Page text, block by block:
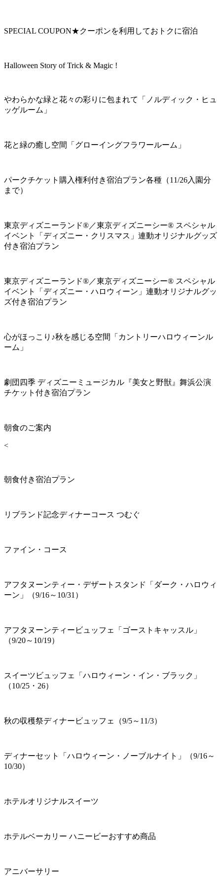
SPECIAL COUPON★クーポンを利用しておトクに宿泊
Halloween Story of Trick & Magic !
やわらかな緑と花々の彩りに包まれて「ノルディック・ヒュ
ッゲルーム」
花と緑の癒し空間「グローイングフラワールーム」
パークチケット購入権利付き宿泊プラン各種（11/26入園分
まで）
東京ディズニーランド®／東京ディズニーシー® スペシャル
イベント「ディズニー・クリスマス」連動オリジナルグッズ
付き宿泊プラン
東京ディズニーランド®／東京ディズニーシー® スペシャル
イベント「ディズニー・ハロウィーン」連動オリジナルグッ
ズ付き宿泊プラン
心がほっこり♪秋を感じる空間「カントリーハロウィーンル
ーム」
劇団四季 ディズニーミュージカル『美女と野獣』舞浜公演
チケット付き宿泊プラン
朝食のご案内
<
朝食付き宿泊プラン
リブランド記念ディナーコース つむぐ
ファイン・コース
アフタヌーンティー・デザートスタンド「ダーク・ハロウィ
ーン」（9/16～10/31）
アフタヌーンティービュッフェ「ゴーストキャッスル」
（9/20～10/19）
スイーツビュッフェ「ハロウィーン・イン・ブラック」
（10/25・26）
秋の収穫祭ディナービュッフェ（9/5～11/3）
ディナーセット「ハロウィーン・ノーブルナイト」（9/16～
10/30）
ホテルオリジナルスイーツ
ホテルベーカリー ハニービーおすすめ商品
アニバーサリー